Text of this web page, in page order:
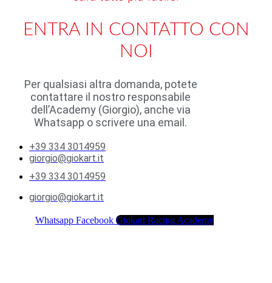
ENTRA IN CONTATTO CON
NOI
Per qualsiasi altra domanda, potete
contattare il nostro responsabile
dell’Academy (Giorgio), anche via
Whatsapp o scrivere una email.
+39 334 3014959
giorgio@giokart.it
+39 334 3014959
giorgio@giokart.it
Whatsapp Facebook Giokart Racing Academy